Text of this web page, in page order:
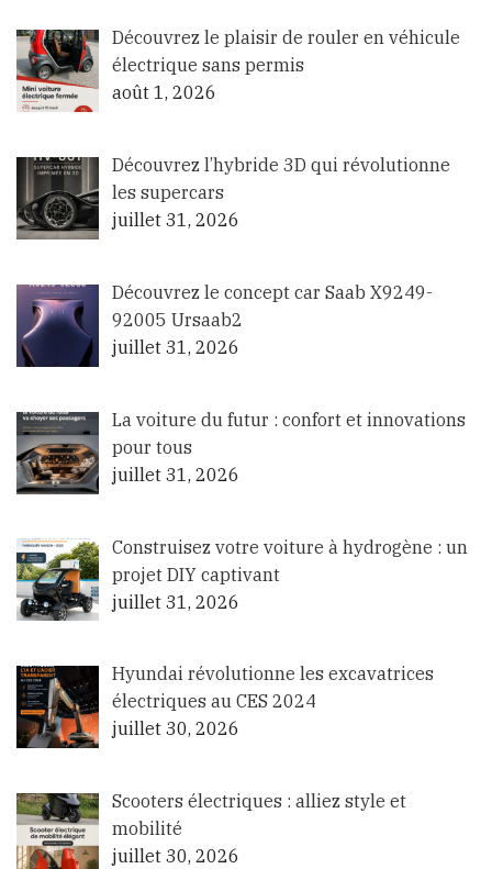
Découvrez le plaisir de rouler en véhicule
électrique sans permis
août 1, 2026
Découvrez l’hybride 3D qui révolutionne
les supercars
juillet 31, 2026
Découvrez le concept car Saab X9249-
92005 Ursaab2
juillet 31, 2026
La voiture du futur : confort et innovations
pour tous
juillet 31, 2026
Construisez votre voiture à hydrogène : un
projet DIY captivant
juillet 31, 2026
Hyundai révolutionne les excavatrices
électriques au CES 2024
juillet 30, 2026
Scooters électriques : alliez style et
mobilité
juillet 30, 2026